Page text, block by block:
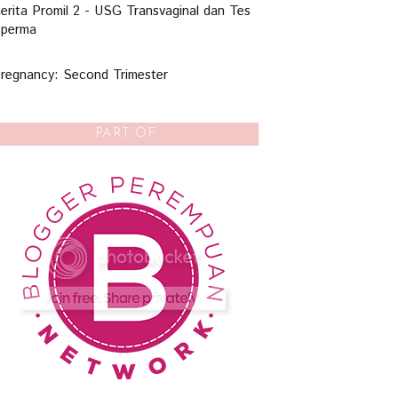
Promil 2 - USG Transvaginal dan Tes
Second Trimester
PART OF